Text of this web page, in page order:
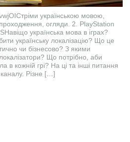
українською мовою,
проходження, огляди. 2. PlayStation
українська мова в іграх?
українську локалізацію? Що це
чи бізнесово? З якими
Що потрібно, аби
в кожній грі? На ці та інші питання
каналу. Різне […]